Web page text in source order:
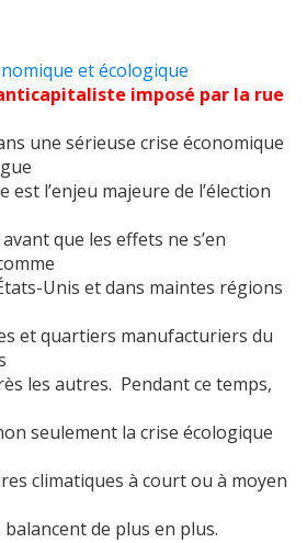
et écologique
imposé par la rue
une sérieuse crise économique
l’enjeu majeure de l’élection
que les effets ne s’en
Unis et dans maintes régions
et quartiers manufacturiers du
les autres. Pendant ce temps,
seulement la crise écologique
climatiques à court ou à moyen
de plus en plus.